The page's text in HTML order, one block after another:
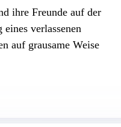
ihre Freunde auf der
verlassenen
auf grausame Weise